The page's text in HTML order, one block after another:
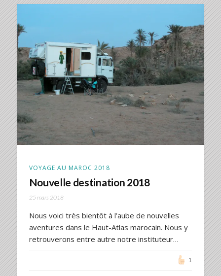
VOYAGE AU MAROC 2018
Nouvelle destination 2018
25 mars 2018
Nous voici très bientôt à l’aube de nouvelles
aventures dans le Haut-Atlas marocain. Nous y
retrouverons entre autre notre instituteur…
1